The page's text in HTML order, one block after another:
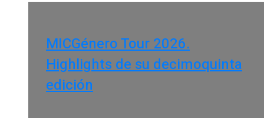
MICGénero Tour 2026.
Highlights de su decimoquinta
edición